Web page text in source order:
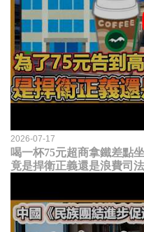
2026-07-17
喝一杯75元超商拿鐵差點
竟是捍衛正義還是浪費司